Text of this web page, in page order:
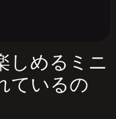
しめるミニ
ているの